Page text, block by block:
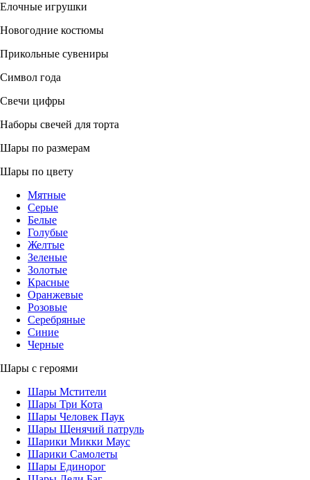
Елочные игрушки
Новогодние костюмы
Прикольные сувениры
Символ года
Свечи цифры
Наборы свечей для торта
Шары по размерам
Шары по цвету
Мятные
Серые
Белые
Голубые
Желтые
Зеленые
Золотые
Красные
Оранжевые
Розовые
Серебряные
Синие
Черные
Шары с героями
Шары Мстители
Шары Три Кота
Шары Человек Паук
Шары Щенячий патруль
Шарики Микки Маус
Шарики Самолеты
Шары Единорог